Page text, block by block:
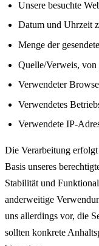
Unsere besuchte
Datum und Uhrzeit
Menge der
Quelle/Verweis, von
Verwendeter
Verwendetes
Verwendete IP-
Die Verarbeitung
Basis unseres
Stabilität und
anderweitige
uns allerdings vor, die
sollten konkrete